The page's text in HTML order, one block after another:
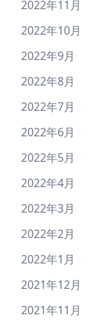
2022年11月
2022年10月
2022年9月
2022年8月
2022年7月
2022年6月
2022年5月
2022年4月
2022年3月
2022年2月
2022年1月
2021年12月
2021年11月